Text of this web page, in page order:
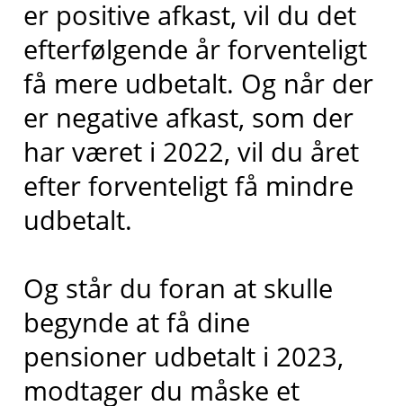
er positive afkast, vil du det
efterfølgende år forventeligt
få mere udbetalt. Og når der
er negative afkast, som der
har været i 2022, vil du året
efter forventeligt få mindre
udbetalt.
Og står du foran at skulle
begynde at få dine
pensioner udbetalt i 2023,
modtager du måske et